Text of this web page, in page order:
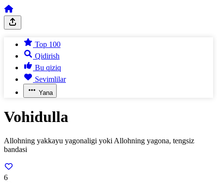
Top 100
Qidirish
Bu qiziq
Sevimlilar
Yana
Vohidulla
Allohning yakkayu yagonaligi yoki Allohning yagona, tengsiz
bandasi
6